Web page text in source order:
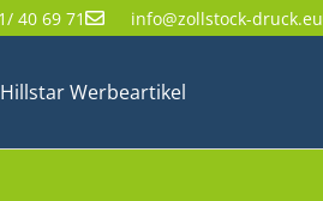
40 69 71 info@zollstock-druck.eu
Hillstar Werbeartikel